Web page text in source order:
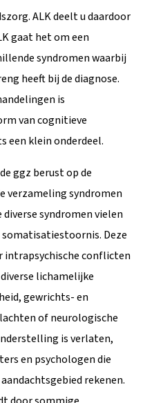
ALK deelt u daardoor
gaat het om een
syndromen waarbij
heeft bij de diagnose.
is
van cognitieve
een klein onderdeel.
ggz berust op de
verzameling syndromen
syndromen vielen
Deze
conflicten
lichamelijke
gewrichts- en
of neurologische
is verlaten,
en psychologen die
rekenen.
door sommige